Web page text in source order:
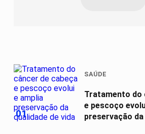
01
SAÚDE
Tratamento do
e pescoço
preservação